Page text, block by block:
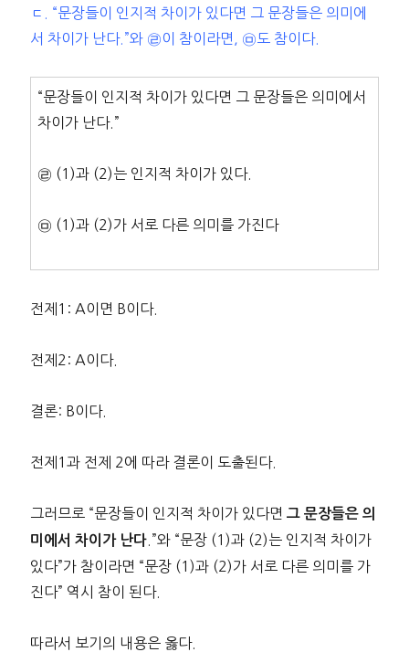
ㄷ. “문장들이 인지적 차이가 있다면 그 문장들은 의미에
서 차이가 난다.”와 ㉣이 참이라면, ㉤도 참이다.
“문장들이 인지적 차이가 있다면 그 문장들은 의미에서
차이가 난다.”
㉣ (1)과 (2)는 인지적 차이가 있다.
㉤ (1)과 (2)가 서로 다른 의미를 가진다
전제1: A이면 B이다.
전제2: A이다.
결론: B이다.
전제1과 전제 2에 따라 결론이 도출된다.
그러므로 “문장들이 인지적 차이가 있다면 그 문장들은 의
미에서 차이가 난다.”와 “문장 (1)과 (2)는 인지적 차이가
있다”가 참이라면 “문장 (1)과 (2)가 서로 다른 의미를 가
진다” 역시 참이 된다.
따라서 보기의 내용은 옳다.